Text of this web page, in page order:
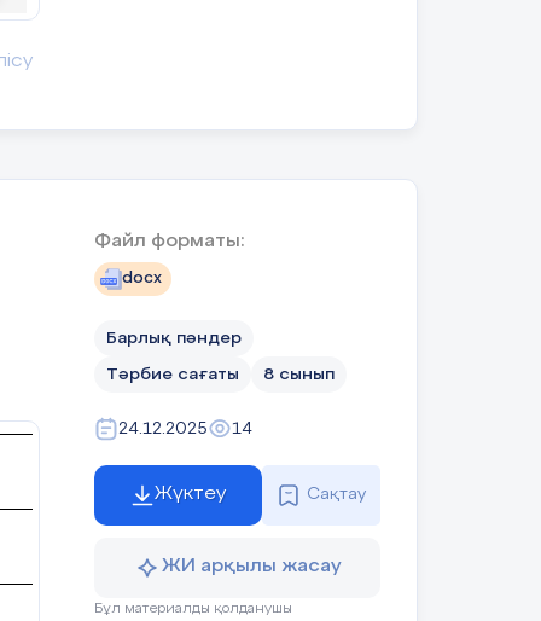
Файл форматы:
docx
Барлық пәндер
Тәрбие сағаты 8 сынып
24.12.2025 14
Жүктеу Сақтау
ЖИ арқылы жасау
Бұл материалды қолданушы